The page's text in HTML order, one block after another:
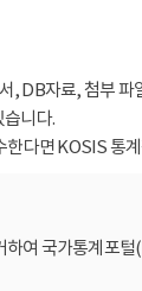
, DB자료, 첨부
니다.
다면 KOSIS 통
여 국가통계포